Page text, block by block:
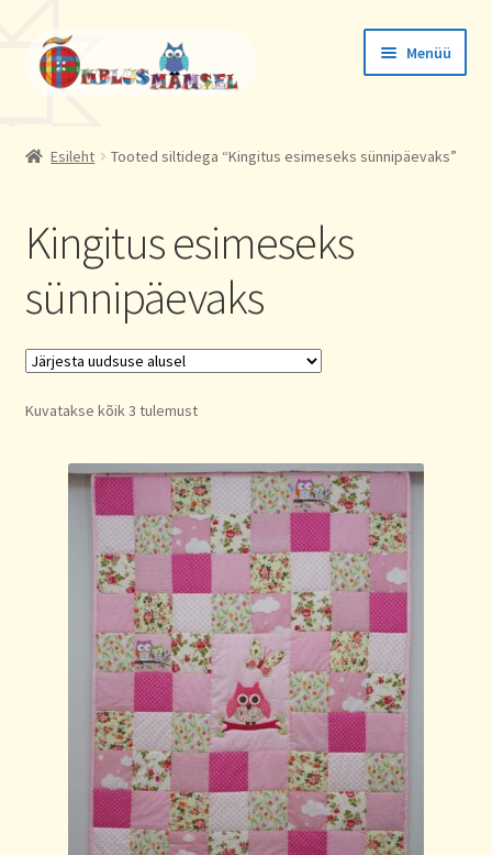
Liigu
navigeerimisele
Liigu
sisu
juurde
Menüü
Aadressid
Esileht Tooted siltidega “Kingitus esimeseks sünnipäevaks”
Kingitus esimeseks
sünnipäevaks
Kuvatakse kõik 3 tulemustSorted